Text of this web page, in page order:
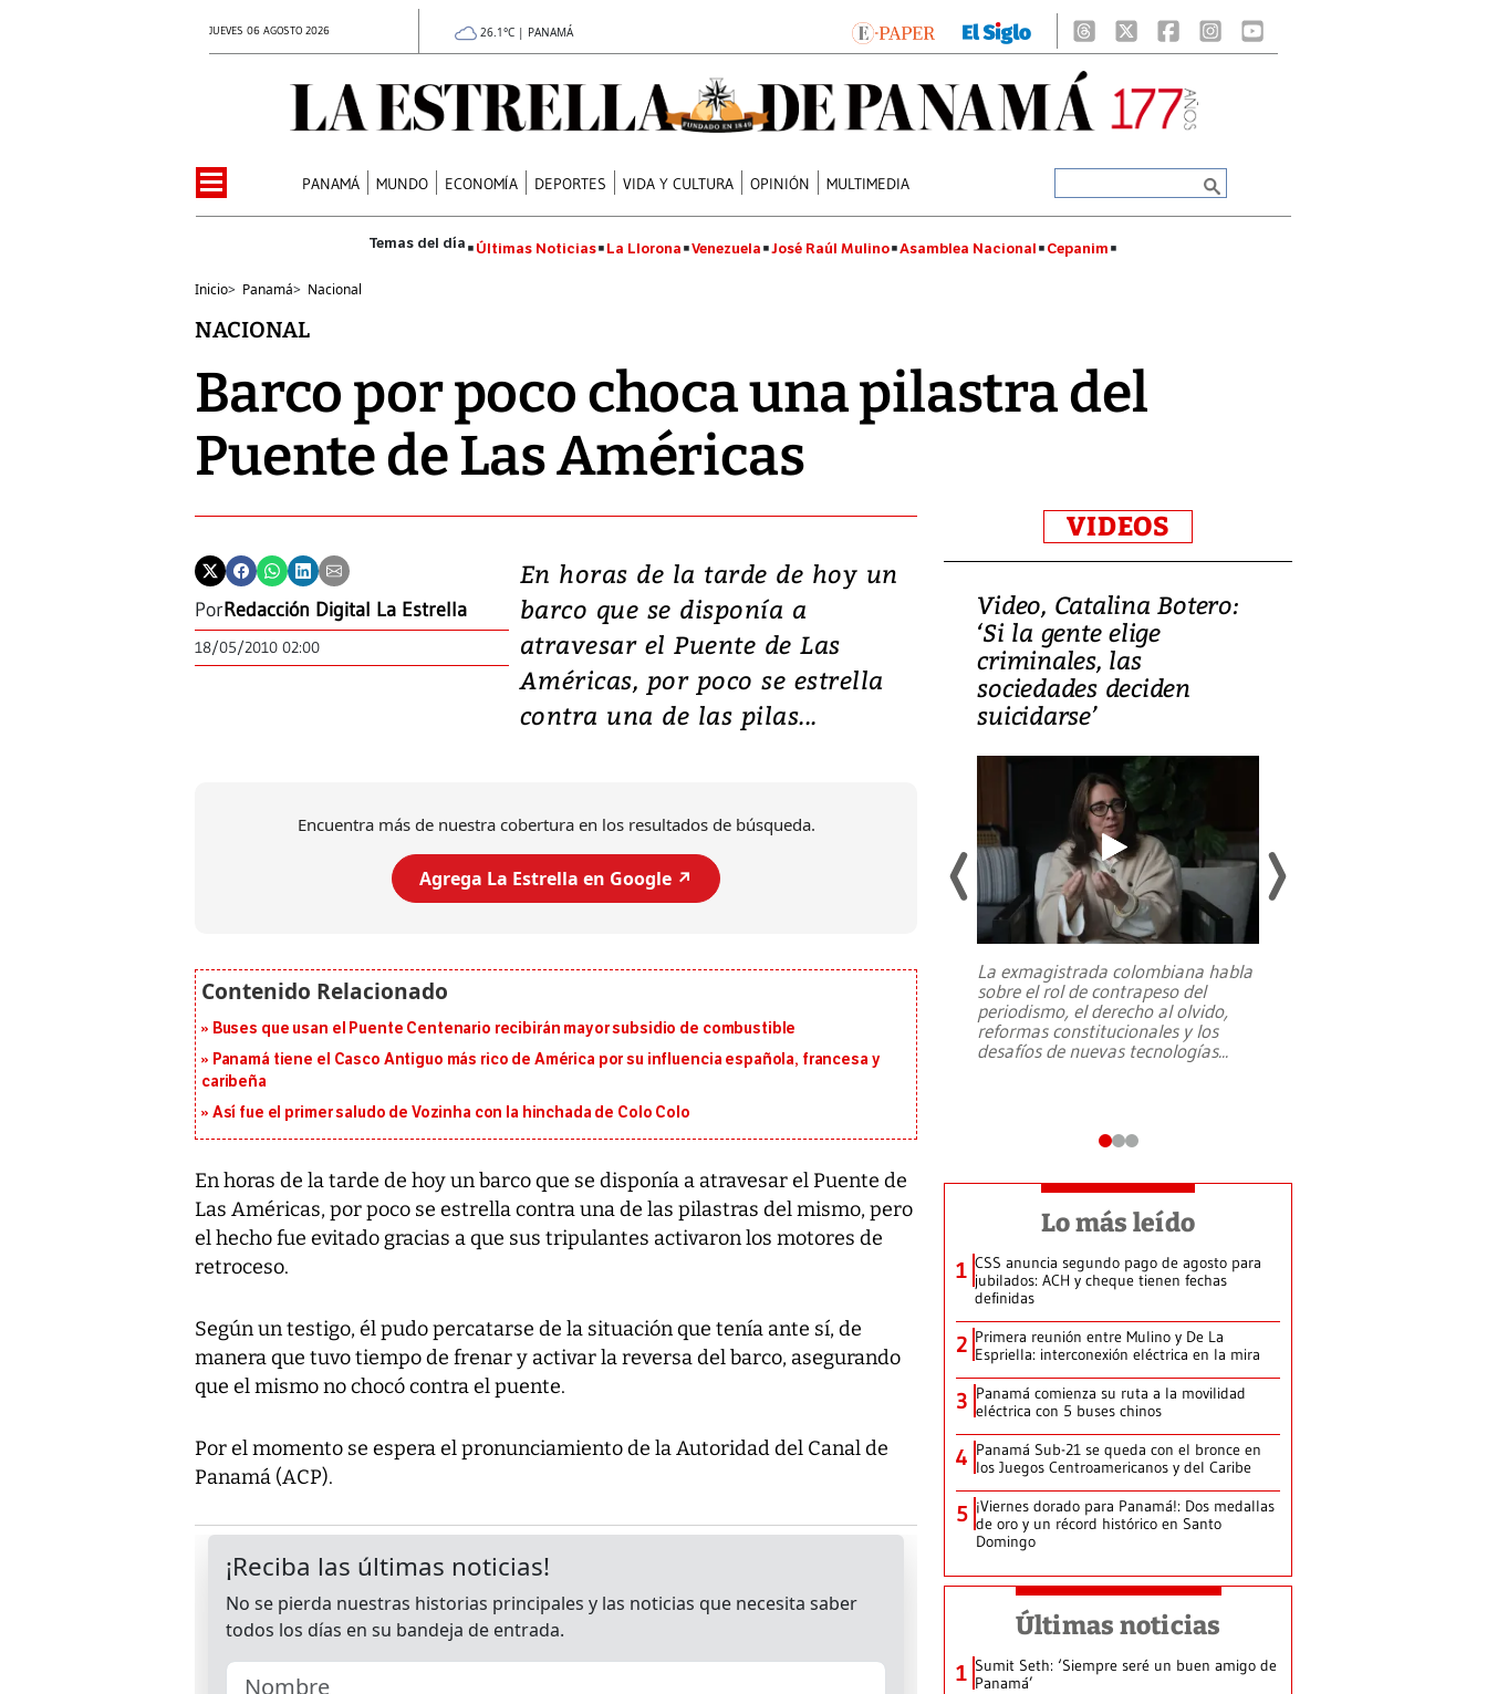
JUEVES 06 AGOSTO 2026 26.1°C | PANAMÁ
PANAMÁ MUNDO ECONOMÍA DEPORTES VIDA Y CULTURA OPINIÓN MULTIMEDIA
Últimas Noticias La Llorona Venezuela José Raúl Mulino Asamblea Nacional Cepanim
Inicio> Panamá> Nacional
NACIONAL
Barco por poco choca una pilastra del
Puente de Las Américas
PorRedacción Digital La Estrella
18/05/2010 02:00
En horas de la tarde de hoy un
barco que se disponía a
atravesar el Puente de Las
Américas, por poco se estrella
contra una de las pilas...
Encuentra más de nuestra cobertura en los resultados de búsqueda.
Agrega La Estrella en Google ↗️
Buses que usan el Puente Centenario recibirán mayor subsidio de combustible
Panamá tiene el Casco Antiguo más rico de América por su influencia española, francesa y
caribeña
Así fue el primer saludo de Vozinha con la hinchada de Colo Colo
En horas de la tarde de hoy un barco que se disponía a atravesar el Puente de
Las Américas, por poco se estrella contra una de las pilastras del mismo, pero
el hecho fue evitado gracias a que sus tripulantes activaron los motores de
retroceso.
Según un testigo, él pudo percatarse de la situación que tenía ante sí, de
manera que tuvo tiempo de frenar y activar la reversa del barco, asegurando
que el mismo no chocó contra el puente.
Por el momento se espera el pronunciamiento de la Autoridad del Canal de
Panamá (ACP).
VIDEOS
Video, Japón: Terremoto
deja heridos y graves
daños en Kumamoto
al sur de Japón, provocando una
Video, Catalina Botero:
‘Si la gente elige
criminales, las
sociedades deciden
suicidarse’
La exmagistrada colombiana habla
sobre el rol de contrapeso del
periodismo, el derecho al olvido,
reformas constitucionales y los
desafíos de nuevas tecnologías...
Lo más leído
1 CSS anuncia segundo pago de agosto para
jubilados: ACH y cheque tienen fechas
definidas
2 Primera reunión entre Mulino y De La
Espriella: interconexión eléctrica en la mira
3 Panamá comienza su ruta a la movilidad
eléctrica con 5 buses chinos
4 Panamá Sub-21 se queda con el bronce en
los Juegos Centroamericanos y del Caribe
5 ¡Viernes dorado para Panamá!: Dos medallas
de oro y un récord histórico en Santo
Domingo
Últimas noticias
1 Sumit Seth: ‘Siempre seré un buen amigo de
Panamá’